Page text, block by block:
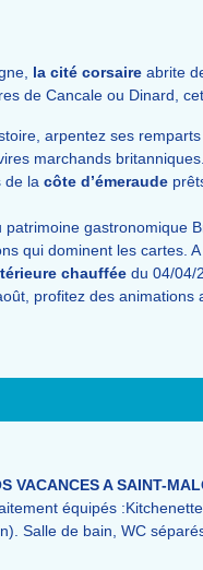
la cité corsaire abrite
de Cancale ou Dinard,
arpentez ses
marchands britanniques.
de la côte d’émeraude
gastronomique
qui dominent les cartes.
chauffée du 04/04/
profitez des
VACANCES A SAINT-
équipés
Salle de bain, WC